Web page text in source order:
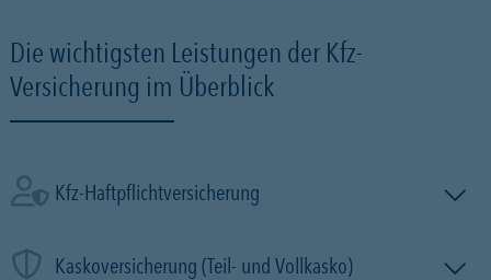
Die wichtigsten Leistungen der Kfz-
Versicherung im Überblick
Kfz-Haftpflichtversicherung
Kaskoversicherung (Teil- und Vollkasko)